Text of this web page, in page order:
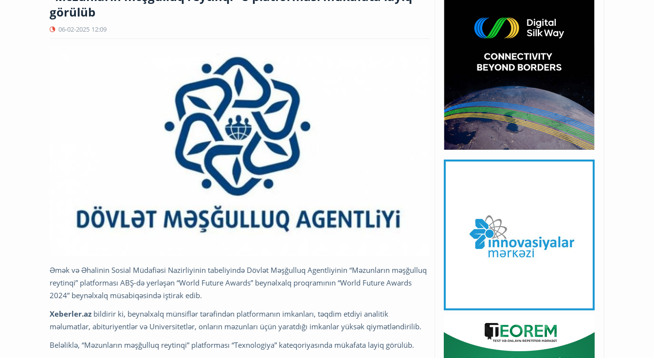
görülüb
06-02-2025 12:09
Əmək və Əhalinin Sosial Müdafiəsi Nazirliyinin tabeliyində Dövlət Məşğulluq Agentliyinin “Məzunların məşğulluq
reytinqi” platforması ABŞ-də yerləşən “World Future Awards” beynəlxalq proqramının “World Future Awards
2024” beynəlxalq müsabiqəsində iştirak edib.
Xeberler.az bildirir ki, beynəlxalq münsiflər tərəfindən platformanın imkanları, təqdim etdiyi analitik
məlumatlar, abituriyentlər və Universitetlər, onların məzunları üçün yaratdığı imkanlar yüksək qiymətləndirilib.
Beləliklə, “Məzunların məşğulluq reytinqi” platforması “Texnologiya” kateqoriyasında mükafata layiq görülüb.